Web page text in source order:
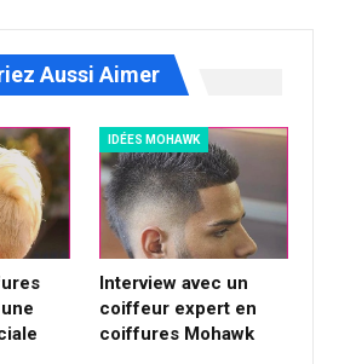
Aussi Aimer
IDÉES MOHAWK
Interview avec un
coiffeur expert en
coiffures Mohawk